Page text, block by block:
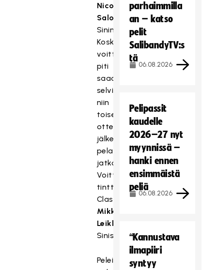
Nico
Salon
Sininen.
Koska
voittaja
piti
saada
selville,
niin
toisen
ottelun
jälkeen
pelattiin
jatkoaika.
Voittomaalin
tinttasi
Classicin
Mikko
Leikkanen
Sinisille.
Peleissä
parhaimmilla
an – katso
pelit
SalibandyTV:s
tä
06.08.2026
Pelipassit
kaudelle
2026–27 nyt
myynnissä –
hanki ennen
ensimmäistä
peliä
06.08.2026
“Kannustava
ilmapiiri
syntyy